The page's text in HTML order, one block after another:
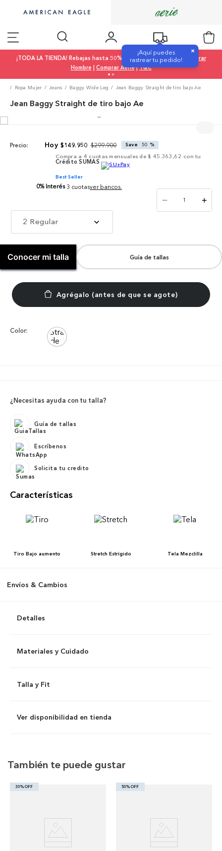
¡Aquí puedes
rastrear tu pedido!
×
¡TODA LA TIENDA! Rebajas hasta 50% OFF |Comprar Mujer|
Comprar
Hombre | Comprar Aerie|T&C
Ropa Mujer Jeans Baggy Wide Leg Jean Baggy Straight de tiro bajo Ae
Jean Baggy Straight de tiro bajo Ae
Precio: $149. 950 $299.900 Save 50 %
Compra a 4 cuotas mensuales de $ 45.363,62 con tu
Crédito SUMAS
Best Seller
0% Interés 3 cuotasver bancos.
2 Regular
＋
－
Conocer mi talla Guía de tallas
Color:
¿Necesitas ayuda con tu talla?
Guía de tallas
Escríbenos
Solicita tu credito
Características
Tiro Bajo aumento Stretch Estrígido Tela Mezclilla
Envíos & Cambios
Detalles
Materiales y Cuidado
Talla y Fit
Ver disponibilidad en tienda
También te puede gustar
30% OFF 50% OFF